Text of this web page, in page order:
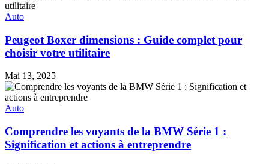
Auto
Peugeot Boxer dimensions : Guide complet pour
choisir votre utilitaire
Mai 13, 2025
Auto
Comprendre les voyants de la BMW Série 1 :
Signification et actions à entreprendre